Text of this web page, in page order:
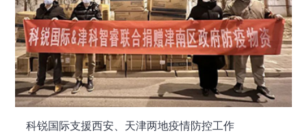
科锐国际支援西安、天津两地疫情防控工作